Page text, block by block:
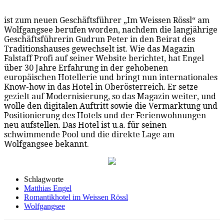
ist zum neuen Geschäftsführer „Im Weissen Rössl“ am
Wolfgangsee berufen worden, nachdem die langjährige
Geschäftsführerin Gudrun Peter in den Beirat des
Traditionshauses gewechselt ist. Wie das Magazin
Falstaff Profi auf seiner Website berichtet, hat Engel
über 30 Jahre Erfahrung in der gehobenen
europäischen Hotellerie und bringt nun internationales
Know-how in das Hotel in Oberösterreich. Er setze
gezielt auf Modernisierung, so das Magazin weiter, und
wolle den digitalen Auftritt sowie die Vermarktung und
Positionierung des Hotels und der Ferienwohnungen
neu aufstellen. Das Hotel ist u.a. für seinen
schwimmende Pool und die direkte Lage am
Wolfgangsee bekannt.
Schlagworte
Matthias Engel
Romantikhotel im Weissen Rössl
Wolfgangsee